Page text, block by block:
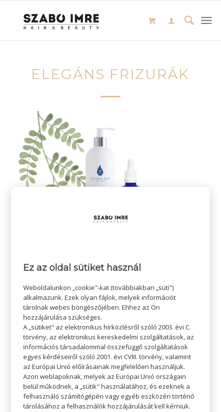
ELEGÁNS FRIZURÁK
2020-08-05
/ SZERZŐ:ADMIN SZI
KERESÉS
Ez az oldal sütiket használ
Weboldalunkon „cookie"-kat (továbbiakban „süti")
alkalmazunk. Ezek olyan fájlok, melyek információt
tárolnak webes böngészőjében. Ehhez az Ön
hozzájárulása szükséges.
A „sütiket" az elektronikus hírközlésről szóló 2003. évi C.
törvény, az elektronikus kereskedelmi szolgáltatások, az
információs társadalommal összefüggő szolgáltatások
egyes kérdéseiről szóló 2001. évi CVIII. törvény, valamint
az Európai Unió előírásainak megfelelően használjuk.
Azon weblapoknak, melyek az Európai Unió országain
belül működnek, a „sütik" használatához, és ezeknek a
felhasználó számítógépén vagy egyéb eszközén történő
tárolásához a felhasználók hozzájárulását kell kérniük.